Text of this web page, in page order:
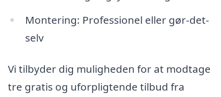
Montering: Professionel eller gør-det-
selv
Vi tilbyder dig muligheden for at modtage
tre gratis og uforpligtende tilbud fra